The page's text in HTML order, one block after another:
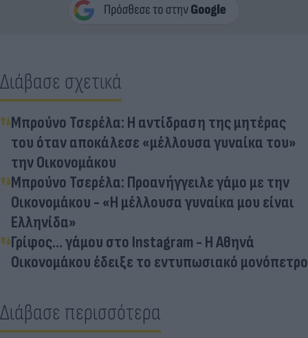
Διάβασε σχετικά
Μπρούνο Τσερέλα: Η αντίδραση της μητέρας
του όταν αποκάλεσε «μέλλουσα γυναίκα του»
την Οικονομάκου
Μπρούνο Τσερέλα: Προανήγγειλε γάμο με την
Οικονομάκου - «Η μέλλουσα γυναίκα μου είναι
Ελληνίδα»
Γρίφος... γάμου στο Instagram - Η Αθηνά
Οικονομάκου έδειξε το εντυπωσιακό μονόπετρο
Διάβασε περισσότερα